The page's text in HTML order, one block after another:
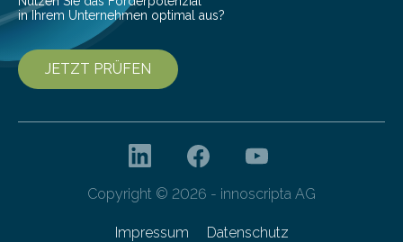
in Ihrem Unternehmen optimal aus?
JETZT PRÜFEN
Copyright © 2026 - innoscripta AG
Impressum Datenschutz